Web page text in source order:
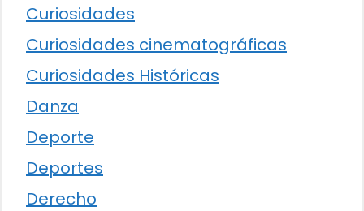
Curiosidades
Curiosidades cinematográficas
Curiosidades Históricas
Danza
Deporte
Deportes
Derecho